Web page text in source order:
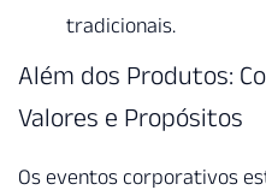
tradicionais.
Além dos Produtos:
Valores e Propósitos
Os eventos corporativos